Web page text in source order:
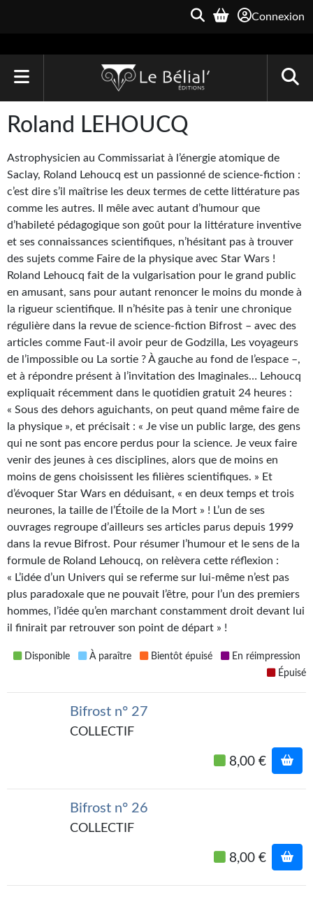
Connexion
ACCUEIL
Le Bélial'
Une Heure-Lumière
Archive du Futur
Parallaxe
Quarante-Deux
Kvasar
Wotan
Étoiles vives
Yellow Submarine
NUMÉRIQUE
Romans et recueils
Une Heure-Lumière
Nouvelles
Bifrost
Livres audio
Tous les numéros
S'abonner
Les critiques
Le prix des lecteurs
Roland LEHOUCQ
Astrophysicien au Commissariat à l’énergie atomique de
Saclay, Roland Lehoucq est un passionné de science-fiction :
c’est dire s’il maîtrise les deux termes de cette littérature pas
comme les autres. Il mêle avec autant d’humour que
d’habileté pédagogique son goût pour la littérature inventive
et ses connaissances scientifiques, n’hésitant pas à trouver
des sujets comme Faire de la physique avec Star Wars !
Roland Lehoucq fait de la vulgarisation pour le grand public
en amusant, sans pour autant renoncer le moins du monde à
la rigueur scientifique. Il n’hésite pas à tenir une chronique
régulière dans la revue de science-fiction Bifrost – avec des
articles comme Faut-il avoir peur de Godzilla, Les voyageurs
de l’impossible ou La sortie ? À gauche au fond de l’espace –,
et à répondre présent à l’invitation des Imaginales… Lehoucq
expliquait récemment dans le quotidien gratuit 24 heures :
« Sous des dehors aguichants, on peut quand même faire de
la physique », et précisait : « Je vise un public large, des gens
qui ne sont pas encore perdus pour la science. Je veux faire
venir des jeunes à ces disciplines, alors que de moins en
moins de gens choisissent les filières scientifiques. » Et
d’évoquer Star Wars en déduisant, « en deux temps et trois
neurones, la taille de l’Étoile de la Mort » ! L’un de ses
ouvrages regroupe d’ailleurs ses articles parus depuis 1999
dans la revue Bifrost. Pour résumer l’humour et le sens de la
formule de Roland Lehoucq, on relèvera cette réflexion :
« L’idée d’un Univers qui se referme sur lui-même n’est pas
plus paradoxale que ne pouvait l’être, pour l’un des premiers
hommes, l’idée qu’en marchant constamment droit devant lui
il finirait par retrouver son point de départ » !
Disponible À paraître Bientôt épuisé
En réimpression
Épuisé
Bifrost n° 27
COLLECTIF
8,00 €
Bifrost n° 26
COLLECTIF
8,00 €